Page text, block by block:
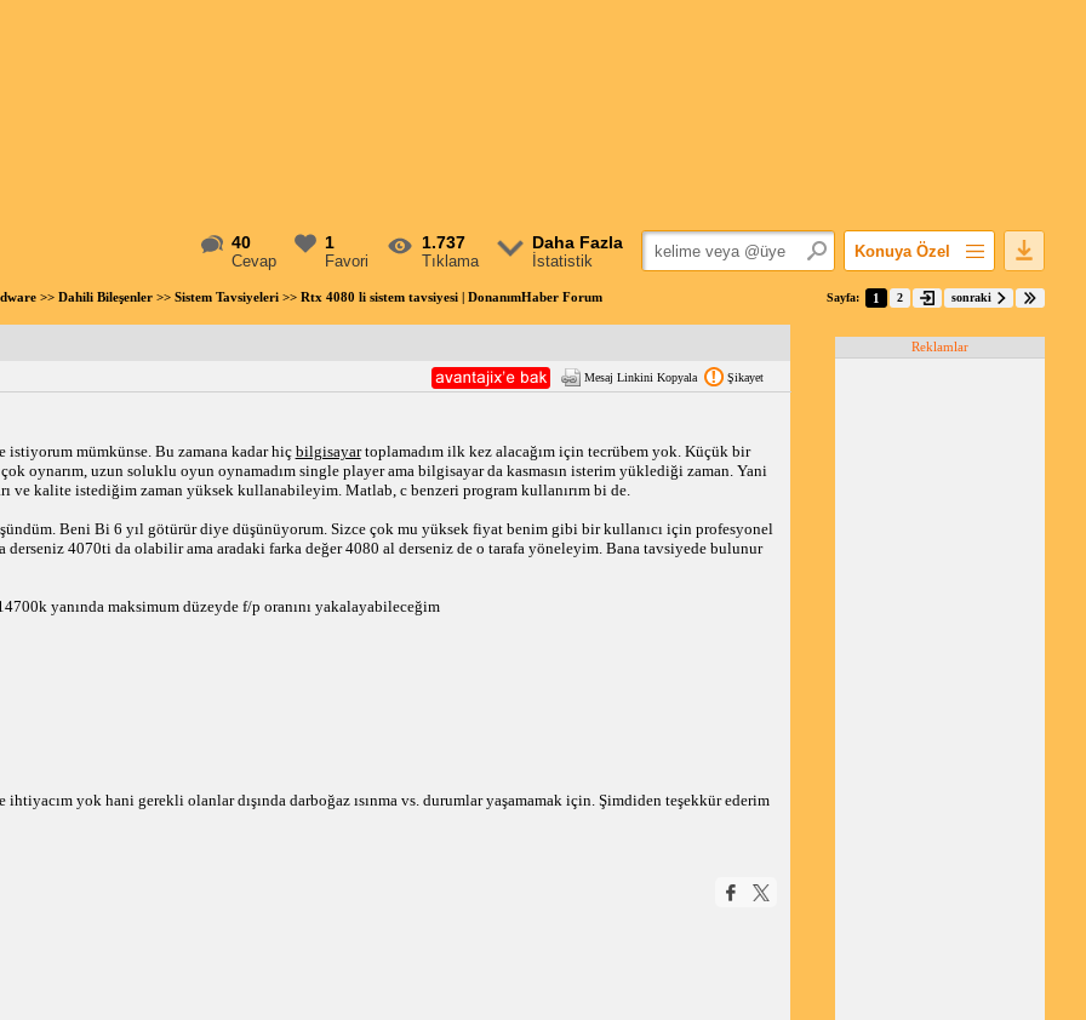
40
Cevap
1
Favori
1.737
Tıklama
Daha Fazla
İstatistik
Konuya Özel
Favorilerime Ekle
Popüler Mesajlar
>> Dahili Bileşenler>> Sistem Tavsiyeleri>> Rtx 4080 li sistem tavsiyesi | DonanımHaber Forum Sayfa: 1 2 sonraki
Mesaj Linkini Kopyala Şikayet
mümkünse. Bu zamana kadar hiç bilgisayartoplamadım ilk kez alacağım için tecrübem yok. Küçük bir
oynarım, uzun soluklu oyun oynamadım single player ama bilgisayar da kasmasın isterim yüklediği zaman. Yani
ve kalite istediğim zaman yüksek kullanabileyim. Matlab, c benzeri program kullanırım bi de.
Beni Bi 6 yıl götürür diye düşünüyorum. Sizce çok mu yüksek fiyat benim gibi bir kullanıcı için profesyonel
4070ti da olabilir ama aradaki farka değer 4080 al derseniz de o tarafa yöneleyim. Bana tavsiyede bulunur
yanında maksimum düzeyde f/p oranını yakalayabileceğim
yok hani gerekli olanlar dışında darboğaz ısınma vs. durumlar yaşamamak için. Şimdiden teşekkür ederim
Reklamlar